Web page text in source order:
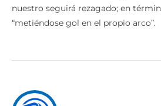
nuestro seguirá rezagado; en
“metiéndose gol en el propio arco”.